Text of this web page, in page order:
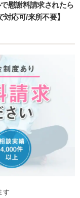
慰謝料請求されたら
応可/来所不要】
す